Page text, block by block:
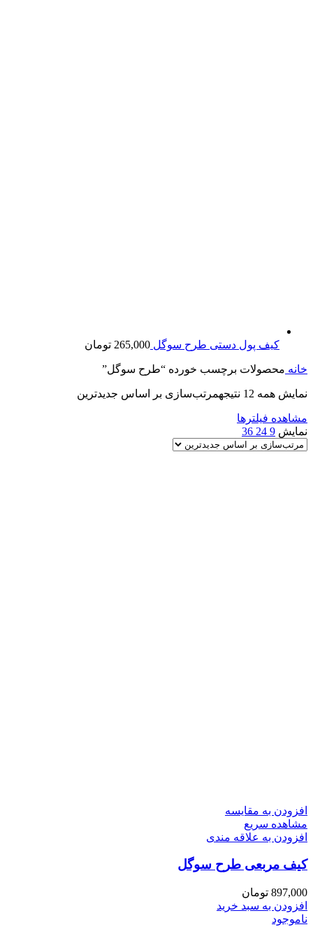
کیف پول دستی طرح سوگل 265,000 تومان
خانه محصولات برچسب خورده “طرح سوگل”
نمایش همه 12 نتیجه مرتب‌سازی بر اساس جدیدترین
مشاهده فیلترها
نمایش 9
24
36
افزودن به مقایسه
مشاهده سریع
افزودن به علاقه مندی
کیف مربعی طرح سوگل
897,000 تومان
افزودن به سبد خرید
ناموجود